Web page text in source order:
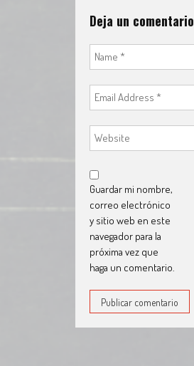
Deja un comentario
Guardar mi nombre,
correo electrónico
y sitio web en este
navegador para la
próxima vez que
haga un comentario.